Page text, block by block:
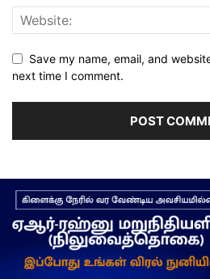
Save my name, email, and
next time I comment.